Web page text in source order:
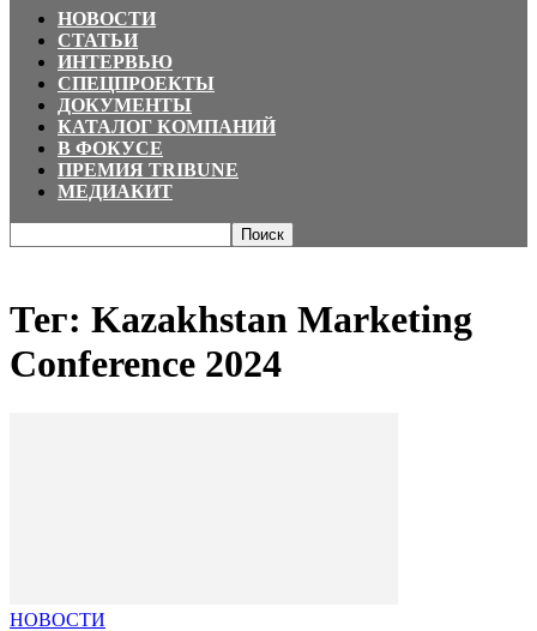
НОВОСТИ
СТАТЬИ
ИНТЕРВЬЮ
СПЕЦПРОЕКТЫ
ДОКУМЕНТЫ
КАТАЛОГ КОМПАНИЙ
В ФОКУСЕ
ПРЕМИЯ TRIBUNE
МЕДИАКИТ
Тег: Kazakhstan Marketing
Conference 2024
НОВОСТИ